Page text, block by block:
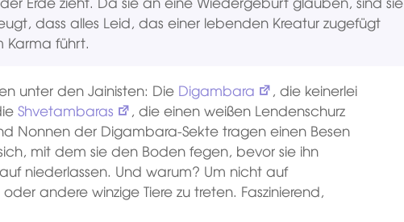
dass alles Leid, das einer lebenden Kreatur zugefügt
Karma führt.
unter den Jainisten: Die Digambara
, die keinerlei
Shvetambaras
, die einen weißen Lendenschurz
Nonnen der Digambara-Sekte tragen einen Besen
mit dem sie den Boden fegen, bevor sie ihn
niederlassen. Und warum? Um nicht auf
andere winzige Tiere zu treten. Faszinierend,